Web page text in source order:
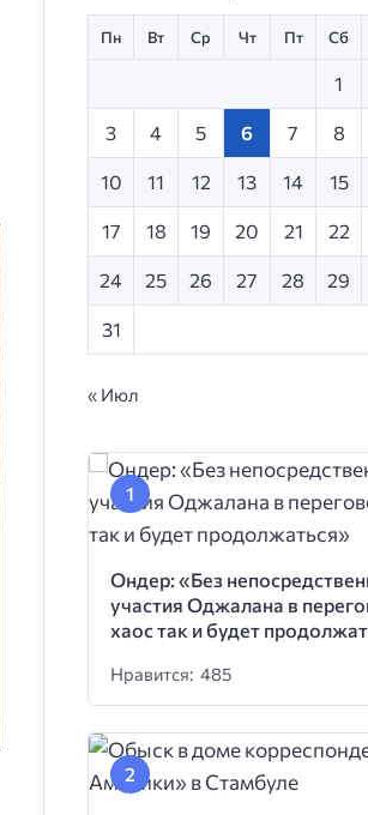
Пн Вт Ср Чт Пт Сб
1
3 4 5 6 7 8
10 11 12 13 14 15
17 18 19 20 21 22
24 25 26 27 28 29
31
« Июл
Ондер: «Без
участия Оджалана в
хаос так и будет
Нравится: 485